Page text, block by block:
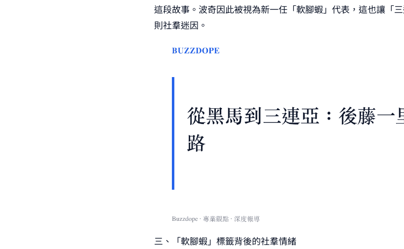
這段故事。波奇因此被視為新一任「軟腳蝦」代表，這也讓「
則社羣迷因。
三、「軟腳蝦」標籤背後的社羣情緒